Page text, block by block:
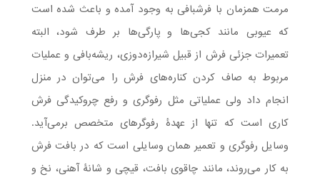
مرمت همزمان با فرشبافی به وجود آمده و باعث شده است
که عیوبی مانند کجی‌ها و پارگی‌ها بر طرف شود، البته
تعمیرات جزئی فرش از قبیل شیرازه‌دوزی، ریشه‌بافی و عملیات
مربوط به صاف کردن کناره‌های فرش را می‌توان در منزل
انجام داد ولی عملیاتی مثل رفوگری و رفع چروکیدگی فرش
کاری است که تنها از عهدۀ رفوگر‌های متخصص برمی‌آید.
وسایل رفوگری و تعمیر همان‌ وسایلی است که در بافت فرش
به کار می‌روند، مانند چاقوی بافت، قیچی و شانۀ آهنی، نخ و